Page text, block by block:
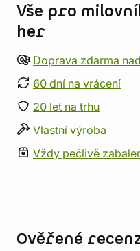
Vše pro
her
Doprava zdarma
60 dní na vrácení
20 let na trhu
Vlastní výroba
Vždy pečlivě
Ověřené